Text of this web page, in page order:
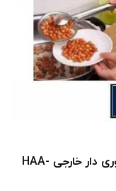
انبر یا کفگیر روغن گیر استیل Maiohi توری دار خارجی HAA-